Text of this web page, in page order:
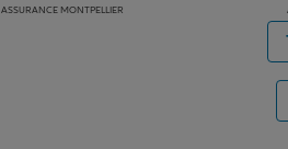
ASSURANCE MONTPELLIER